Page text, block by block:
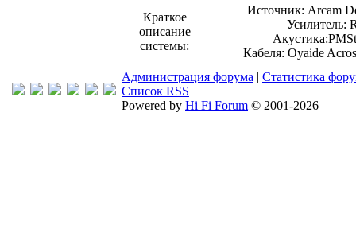
Краткое
описание
системы:
Источник: Arcam
Усилитель:
Кабеля: Oyaide
Администрация форума | Статистика
Список RSS
Powered by Hi Fi Forum © 2001-2026